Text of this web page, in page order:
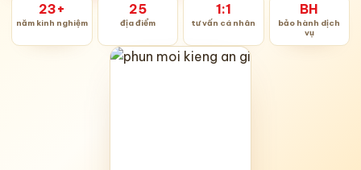
23+
năm kinh nghiệm
25
địa điểm
1:1
tư vấn cá nhân
BH
bảo hành dịch
vụ